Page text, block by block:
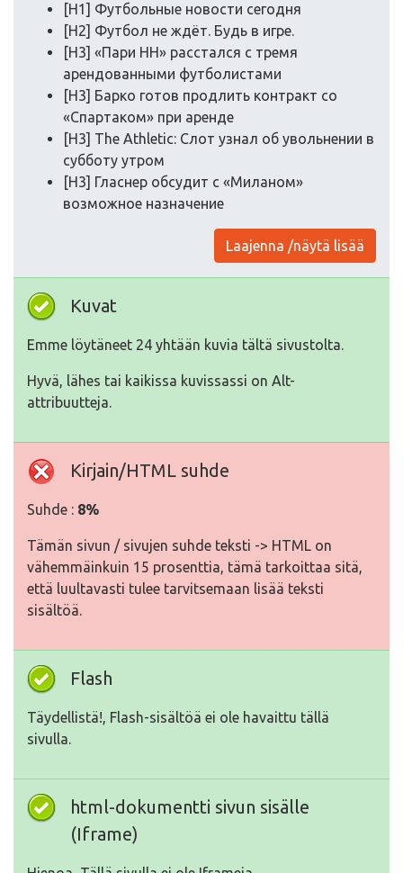
[H1] Футбольные новости сегодня
[H2] Футбол не ждёт. Будь в игре.
[H3] «Пари НН» расстался с тремя
арендованными футболистами
[H3] Барко готов продлить контракт со
«Спартаком» при аренде
[H3] The Athletic: Слот узнал об увольнении в
субботу утром
[H3] Гласнер обсудит с «Миланом»
возможное назначение
Laajenna /näytä lisää
Kuvat
Emme löytäneet 24 yhtään kuvia tältä sivustolta.
Hyvä, lähes tai kaikissa kuvissassi on Alt-
attribuutteja.
Kirjain/HTML suhde
Suhde : 8%
Tämän sivun / sivujen suhde teksti -> HTML on
vähemmäinkuin 15 prosenttia, tämä tarkoittaa sitä,
että luultavasti tulee tarvitsemaan lisää teksti
sisältöä.
Flash
Täydellistä!, Flash-sisältöä ei ole havaittu tällä
sivulla.
html-dokumentti sivun sisälle
(Iframe)